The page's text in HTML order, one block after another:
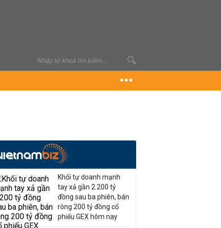
Khối tự doanh mạnh
tay xả gần 2.200 tỷ
đồng sau ba phiên, bán
ròng 200 tỷ đồng cổ
phiếu GEX hôm nay